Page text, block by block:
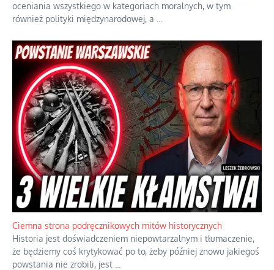
oceniania wszystkiego w kategoriach moralnych, w tym
również polityki międzynarodowej, a
Ciemna strona podręcznikowych mitów historycznych
Historia jest doświadczeniem niepowtarzalnym i tłumaczenie,
że będziemy coś krytykować po to, żeby później znowu jakiegoś
powstania nie zrobili, jest